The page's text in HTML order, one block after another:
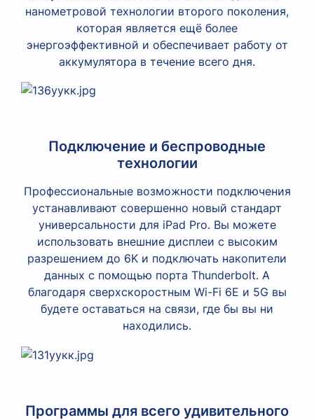
нанометровой технологии второго поколения,
которая является ещё более
энергоэффективной и обеспечивает работу от
аккумулятора в течение всего дня.
Подключение и беспроводные
технологии
Профессиональные возможности подключения
устанавливают совершенно новый стандарт
универсальности для iPad Pro. Вы можете
использовать внешние дисплеи с высоким
разрешением до 6K и подключать накопители
данных с помощью порта Thunderbolt. А
благодаря сверхскоростным Wi-Fi 6E и 5G вы
будете оставаться на связи, где бы вы ни
находились.
Программы для всего удивительного